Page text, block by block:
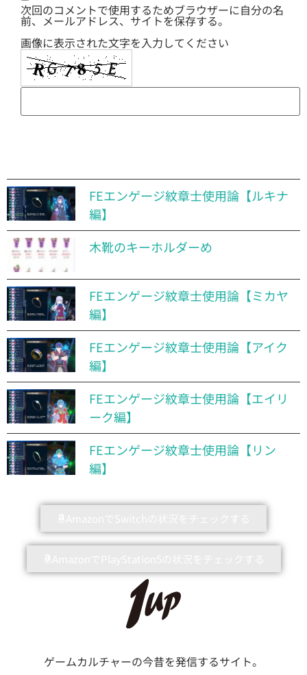
次回のコメントで使用するためブラウザーに自分の名
前、メールアドレス、サイトを保存する。
画像に表示された文字を入力してください
FEエンゲージ紋章士使用論【ルキナ
編】
木靴のキーホルダーめ
FEエンゲージ紋章士使用論【ミカヤ
編】
FEエンゲージ紋章士使用論【アイク
編】
FEエンゲージ紋章士使用論【エイリ
ーク編】
FEエンゲージ紋章士使用論【リン
編】
ゲームカルチャーの今昔を発信するサイト。